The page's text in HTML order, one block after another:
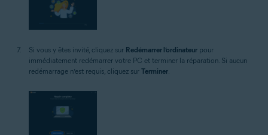
Si vous y êtes invité, cliquez sur Redémarrer l’ordinateur pour
immédiatement redémarrer votre PC et terminer la réparation. Si aucun
redémarrage n’est requis, cliquez sur Terminer